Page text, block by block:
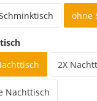
ohne
2X
Nachttisch